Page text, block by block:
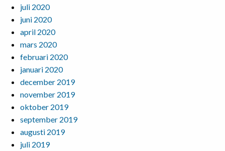
juli 2020
juni 2020
april 2020
mars 2020
februari 2020
januari 2020
december 2019
november 2019
oktober 2019
september 2019
augusti 2019
juli 2019